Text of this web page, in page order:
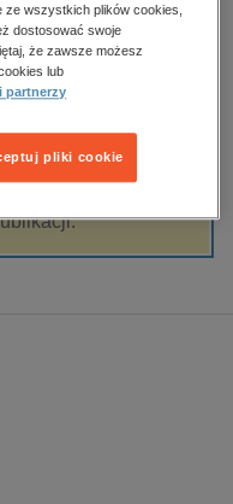
informatyka
Filtrowanie
wszystkich plików cookies,
dostosować swoje
że zawsze możesz
lub
partnerzy
pliki cookie